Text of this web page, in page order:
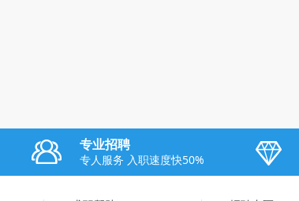
专业招聘
专人服务 入职速度快50%